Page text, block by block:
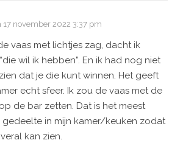
17 november 2022 3:37 pm
vaas met lichtjes zag, dacht ik
wil ik hebben”. En ik had nog niet
dat je die kunt winnen. Het geeft
echt sfeer. Ik zou de vaas met de
de bar zetten. Dat is het meest
gedeelte in mijn kamer/keuken zodat
kan zien.